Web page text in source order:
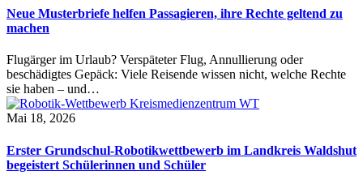
Neue Musterbriefe helfen Passagieren, ihre Rechte geltend zu
machen
Flugärger im Urlaub? Verspäteter Flug, Annullierung oder
beschädigtes Gepäck: Viele Reisende wissen nicht, welche Rechte
sie haben – und…
Mai 18, 2026
Erster Grundschul-Robotikwettbewerb im Landkreis Waldshut
begeistert Schülerinnen und Schüler